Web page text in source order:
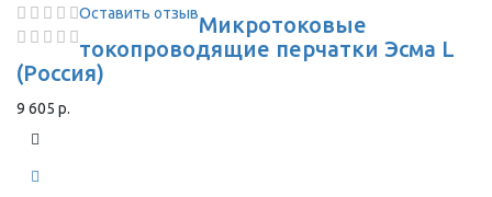
Оставить отзывМикротоковые
токопроводящие перчатки Эсма L
(Россия)
9 605 р.